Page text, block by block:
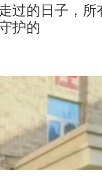
过的日子 ， 所
护的